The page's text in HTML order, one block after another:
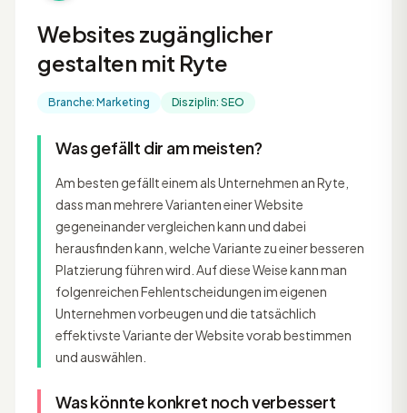
Websites zugänglicher
gestalten mit Ryte
Branche: Marketing Disziplin: SEO
Was gefällt dir am meisten?
Am besten gefällt einem als Unternehmen an Ryte,
dass man mehrere Varianten einer Website
gegeneinander vergleichen kann und dabei
herausfinden kann, welche Variante zu einer besseren
Platzierung führen wird. Auf diese Weise kann man
folgenreichen Fehlentscheidungen im eigenen
Unternehmen vorbeugen und die tatsächlich
effektivste Variante der Website vorab bestimmen
und auswählen.
Was könnte konkret noch verbessert